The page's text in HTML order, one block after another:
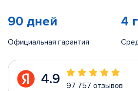
90 дней
Официальная гарантия
4
4.9 97 757 отзывов